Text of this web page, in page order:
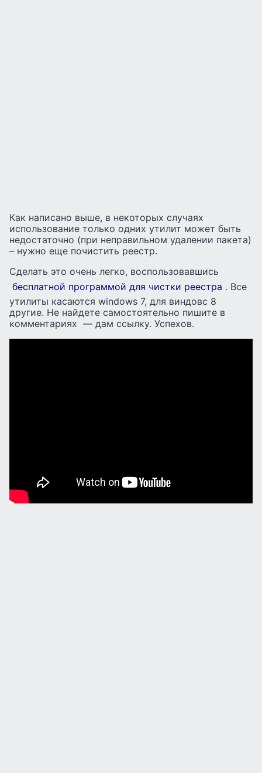
Как написано выше, в некоторых случаях
использование только одних утилит может быть
недостаточно (при неправильном удалении пакета)
– нужно еще почистить реестр.
Сделать это очень легко, воспользовавшись
бесплатной программой для чистки реестра . Все
утилиты касаются windows 7, для виндовс 8
другие. Не найдете самостоятельно пишите в
комментариях — дам ссылку. Успехов.